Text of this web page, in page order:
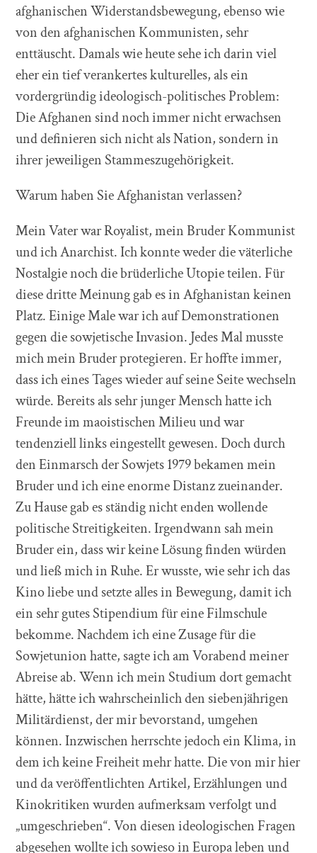
afghanischen Widerstandsbewegung, ebenso wie
von den afghanischen Kommunisten, sehr
enttäuscht. Damals wie heute sehe ich darin viel
eher ein tief verankertes kulturelles, als ein
vordergründig ideologisch-politisches Problem:
Die Afghanen sind noch immer nicht erwachsen
und definieren sich nicht als Nation, sondern in
ihrer jeweiligen Stammeszugehörigkeit.
Warum haben Sie Afghanistan verlassen?
Mein Vater war Royalist, mein Bruder Kommunist
und ich Anarchist. Ich konnte weder die väterliche
Nostalgie noch die brüderliche Utopie teilen. Für
diese dritte Meinung gab es in Afghanistan keinen
Platz. Einige Male war ich auf Demonstrationen
gegen die sowjetische Invasion. Jedes Mal musste
mich mein Bruder protegieren. Er hoffte immer,
dass ich eines Tages wieder auf seine Seite wechseln
würde. Bereits als sehr junger Mensch hatte ich
Freunde im maoistischen Milieu und war
tendenziell links eingestellt gewesen. Doch durch
den Einmarsch der Sowjets 1979 bekamen mein
Bruder und ich eine enorme Distanz zueinander.
Zu Hause gab es ständig nicht enden wollende
politische Streitigkeiten. Irgendwann sah mein
Bruder ein, dass wir keine Lösung finden würden
und ließ mich in Ruhe. Er wusste, wie sehr ich das
Kino liebe und setzte alles in Bewegung, damit ich
ein sehr gutes Stipendium für eine Filmschule
bekomme. Nachdem ich eine Zusage für die
Sowjetunion hatte, sagte ich am Vorabend meiner
Abreise ab. Wenn ich mein Studium dort gemacht
hätte, hätte ich wahrscheinlich den siebenjährigen
Militärdienst, der mir bevorstand, umgehen
können. Inzwischen herrschte jedoch ein Klima, in
dem ich keine Freiheit mehr hatte. Die von mir hier
und da veröffentlichten Artikel, Erzählungen und
Kinokritiken wurden aufmerksam verfolgt und
„umgeschrieben“. Von diesen ideologischen Fragen
abgesehen wollte ich sowieso in Europa leben und